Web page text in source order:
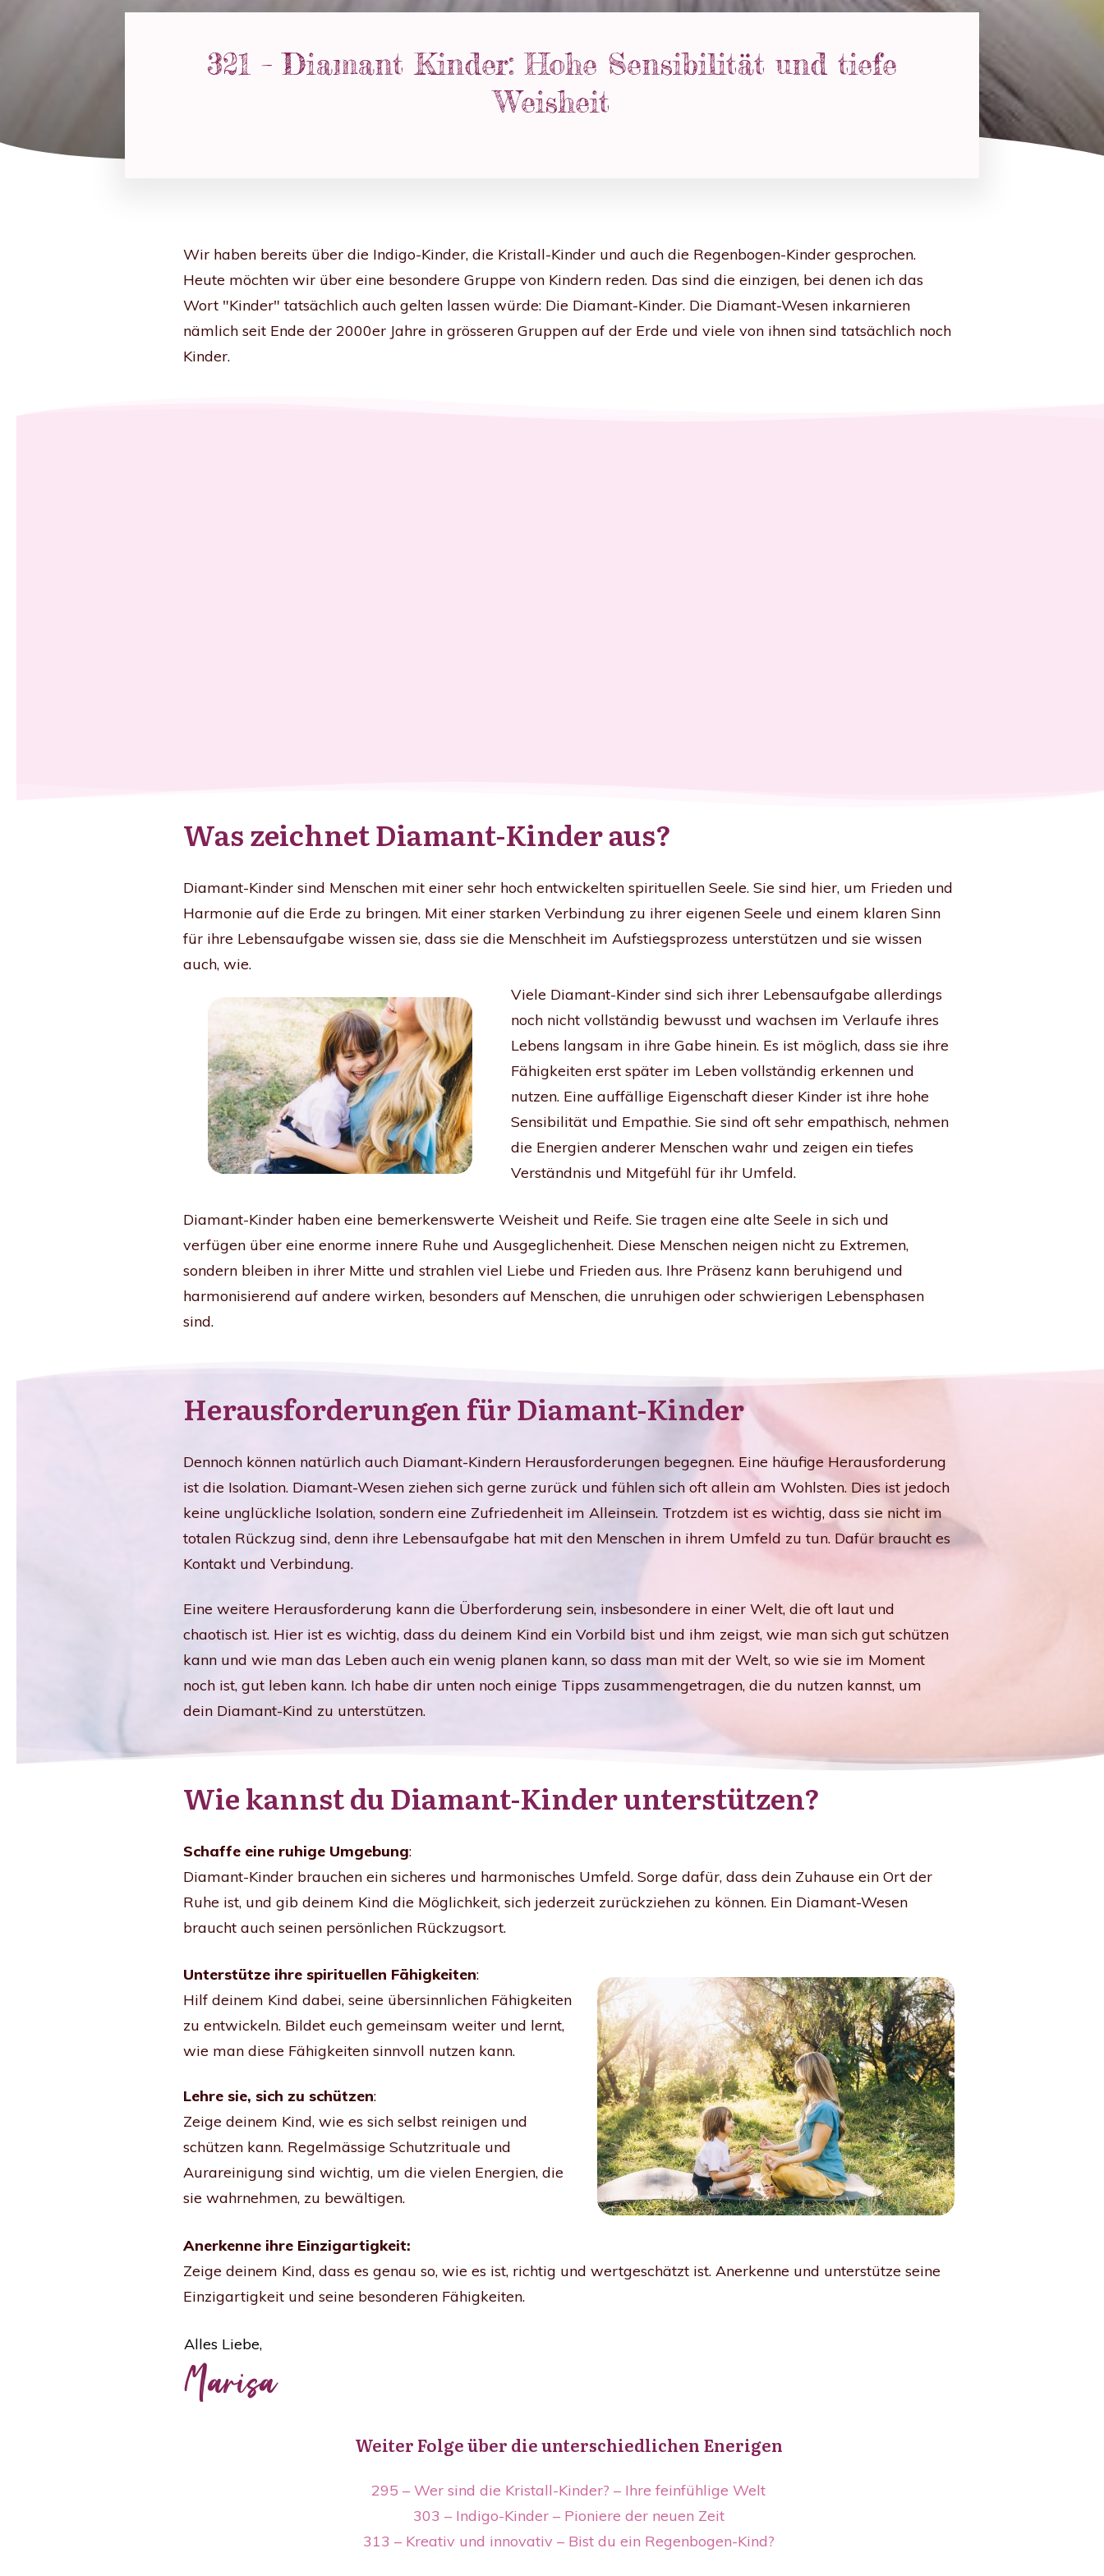
321 – Diamant Kinder: Hohe Sensibilität und tiefe
Weisheit
Wir haben bereits über die Indigo-Kinder, die Kristall-Kinder und auch die Regenbogen-Kinder gesprochen.
Heute möchten wir über eine besondere Gruppe von Kindern reden. Das sind die einzigen, bei denen ich das
Wort "Kinder" tatsächlich auch gelten lassen würde: Die Diamant-Kinder. Die Diamant-Wesen inkarnieren
nämlich seit Ende der 2000er Jahre in grösseren Gruppen auf der Erde und viele von ihnen sind tatsächlich noch
Kinder.
Was zeichnet Diamant-Kinder aus?
Diamant-Kinder sind Menschen mit einer sehr hoch entwickelten spirituellen Seele. Sie sind hier, um Frieden und
Harmonie auf die Erde zu bringen. Mit einer starken Verbindung zu ihrer eigenen Seele und einem klaren Sinn
für ihre Lebensaufgabe wissen sie, dass sie die Menschheit im Aufstiegsprozess unterstützen und sie wissen
auch, wie.
Viele Diamant-Kinder sind sich ihrer Lebensaufgabe allerdings
noch nicht vollständig bewusst und wachsen im Verlaufe ihres
Lebens langsam in ihre Gabe hinein. Es ist möglich, dass sie ihre
Fähigkeiten erst später im Leben vollständig erkennen und
nutzen. Eine auffällige Eigenschaft dieser Kinder ist ihre hohe
Sensibilität und Empathie. Sie sind oft sehr empathisch, nehmen
die Energien anderer Menschen wahr und zeigen ein tiefes
Verständnis und Mitgefühl für ihr Umfeld.
Diamant-Kinder haben eine bemerkenswerte Weisheit und Reife. Sie tragen eine alte Seele in sich und
verfügen über eine enorme innere Ruhe und Ausgeglichenheit. Diese Menschen neigen nicht zu Extremen,
sondern bleiben in ihrer Mitte und strahlen viel Liebe und Frieden aus. Ihre Präsenz kann beruhigend und
harmonisierend auf andere wirken, besonders auf Menschen, die unruhigen oder schwierigen Lebensphasen
sind.
Herausforderungen für Diamant-Kinder
Dennoch können natürlich auch Diamant-Kindern Herausforderungen begegnen. Eine häufige Herausforderung
ist die Isolation. Diamant-Wesen ziehen sich gerne zurück und fühlen sich oft allein am Wohlsten. Dies ist jedoch
keine unglückliche Isolation, sondern eine Zufriedenheit im Alleinsein. Trotzdem ist es wichtig, dass sie nicht im
totalen Rückzug sind, denn ihre Lebensaufgabe hat mit den Menschen in ihrem Umfeld zu tun. Dafür braucht es
Kontakt und Verbindung.
Eine weitere Herausforderung kann die Überforderung sein, insbesondere in einer Welt, die oft laut und
chaotisch ist. Hier ist es wichtig, dass du deinem Kind ein Vorbild bist und ihm zeigst, wie man sich gut schützen
kann und wie man das Leben auch ein wenig planen kann, so dass man mit der Welt, so wie sie im Moment
noch ist, gut leben kann. Ich habe dir unten noch einige Tipps zusammengetragen, die du nutzen kannst, um
dein Diamant-Kind zu unterstützen.
Wie kannst du Diamant-Kinder unterstützen?
Schaffe eine ruhige Umgebung:
Diamant-Kinder brauchen ein sicheres und harmonisches Umfeld. Sorge dafür, dass dein Zuhause ein Ort der
Ruhe ist, und gib deinem Kind die Möglichkeit, sich jederzeit zurückziehen zu können. Ein Diamant-Wesen
braucht auch seinen persönlichen Rückzugsort.
Unterstütze ihre spirituellen Fähigkeiten:
Hilf deinem Kind dabei, seine übersinnlichen Fähigkeiten
zu entwickeln. Bildet euch gemeinsam weiter und lernt,
wie man diese Fähigkeiten sinnvoll nutzen kann.
Lehre sie, sich zu schützen:
Zeige deinem Kind, wie es sich selbst reinigen und
schützen kann. Regelmässige Schutzrituale und
Aurareinigung sind wichtig, um die vielen Energien, die
sie wahrnehmen, zu bewältigen.
Anerkenne ihre Einzigartigkeit:
Zeige deinem Kind, dass es genau so, wie es ist, richtig und wertgeschätzt ist. Anerkenne und unterstütze seine
Einzigartigkeit und seine besonderen Fähigkeiten.
Alles Liebe,
Marisa
Weiter Folge über die unterschiedlichen Enerigen
295 – Wer sind die Kristall-Kinder? – Ihre feinfühlige Welt
303 – Indigo-Kinder – Pioniere der neuen Zeit
313 – Kreativ und innovativ – Bist du ein Regenbogen-Kind?